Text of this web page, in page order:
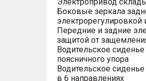
Боковые зеркала
электрорегулировкой
Передние и задние
защитой от
Водительское
поясничного упора
Водительское
в 6 направлениях